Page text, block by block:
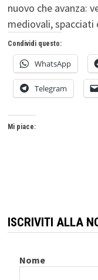
nuovo che avanza:
mediovali,
Condividi questo:
WhatsApp
Telegram
Mi piace:
ISCRIVITI ALLA
Nome